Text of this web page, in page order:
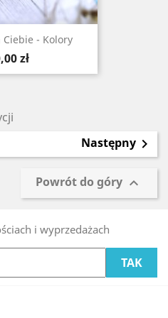
Ciebie - Kolory
zł
Następny 
Powrót do góry 
i wyprzedażach